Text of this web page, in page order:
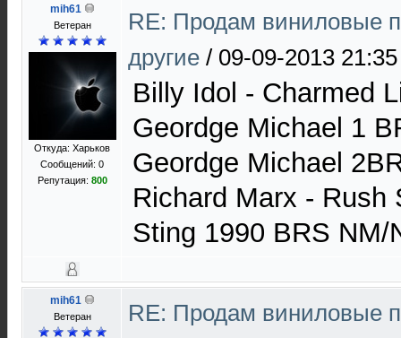
mih61
Ветеран
Откуда: Харьков
Сообщений: 0
Репутация: 800
RE: Продам виниловые
другие / 09-09-2013 21:35
Billy Idol - Charmed
Geordge Michael 1
Geordge Michael
Richard Marx - Rush
Sting 1990 BRS NM/
mih61
Ветеран
RE: Продам виниловые